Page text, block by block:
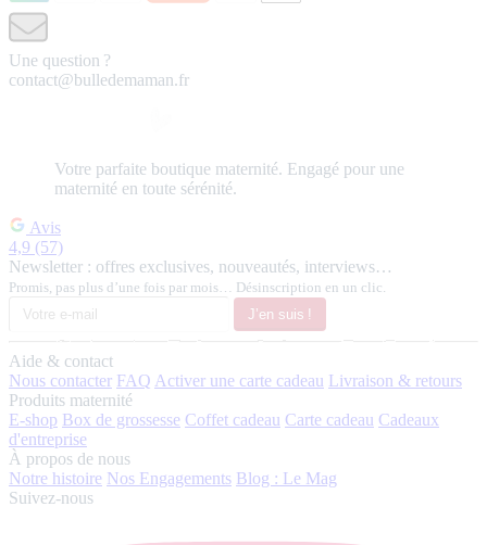
Une question ?
contact@bulledemaman.fr
Votre parfaite boutique maternité. Engagé pour une
maternité en toute sérénité.
Avis
4,9 (57)
Newsletter : offres exclusives, nouveautés, interviews…
Promis, pas plus d’une fois par mois… Désinscription en un clic.
J’en suis !
Aide & contact
Nous contacter FAQ Activer une carte cadeau Livraison & retours
Produits maternité
E-shop Box de grossesse Coffet cadeau Carte cadeau Cadeaux
d'entreprise
À propos de nous
Notre histoire Nos Engagements Blog : Le Mag
Suivez-nous